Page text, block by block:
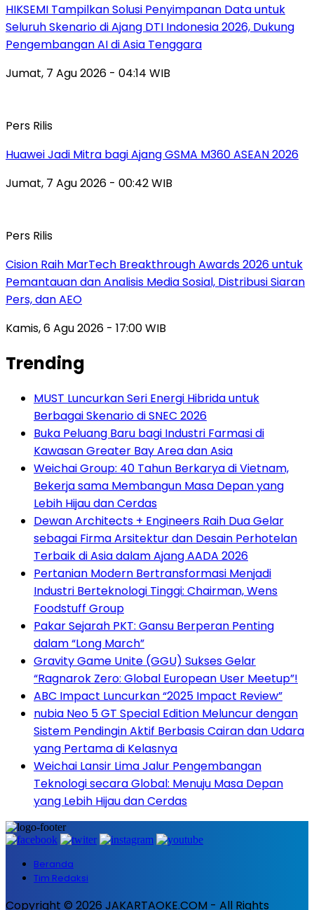
HIKSEMI Tampilkan Solusi Penyimpanan Data untuk
Seluruh Skenario di Ajang DTI Indonesia 2026, Dukung
Pengembangan AI di Asia Tenggara
Jumat, 7 Agu 2026 - 04:14 WIB
Pers Rilis
Huawei Jadi Mitra bagi Ajang GSMA M360 ASEAN 2026
Jumat, 7 Agu 2026 - 00:42 WIB
Pers Rilis
Cision Raih MarTech Breakthrough Awards 2026 untuk
Pemantauan dan Analisis Media Sosial, Distribusi Siaran
Pers, dan AEO
Kamis, 6 Agu 2026 - 17:00 WIB
Trending
MUST Luncurkan Seri Energi Hibrida untuk
Berbagai Skenario di SNEC 2026
Buka Peluang Baru bagi Industri Farmasi di
Kawasan Greater Bay Area dan Asia
Weichai Group: 40 Tahun Berkarya di Vietnam,
Bekerja sama Membangun Masa Depan yang
Lebih Hijau dan Cerdas
Dewan Architects + Engineers Raih Dua Gelar
sebagai Firma Arsitektur dan Desain Perhotelan
Terbaik di Asia dalam Ajang AADA 2026
Pertanian Modern Bertransformasi Menjadi
Industri Berteknologi Tinggi: Chairman, Wens
Foodstuff Group
Pakar Sejarah PKT: Gansu Berperan Penting
dalam “Long March”
Gravity Game Unite (GGU) Sukses Gelar
“Ragnarok Zero: Global European User Meetup”!
ABC Impact Luncurkan “2025 Impact Review”
nubia Neo 5 GT Special Edition Meluncur dengan
Sistem Pendingin Aktif Berbasis Cairan dan Udara
yang Pertama di Kelasnya
Weichai Lansir Lima Jalur Pengembangan
Teknologi secara Global: Menuju Masa Depan
yang Lebih Hijau dan Cerdas
Beranda
Tim Redaksi
Copyright © 2026 JAKARTAOKE.COM - All Rights